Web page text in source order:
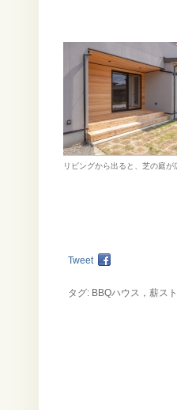
リビングから出ると、芝の庭が
Tweet
タグ: BBQハウス，薪ス